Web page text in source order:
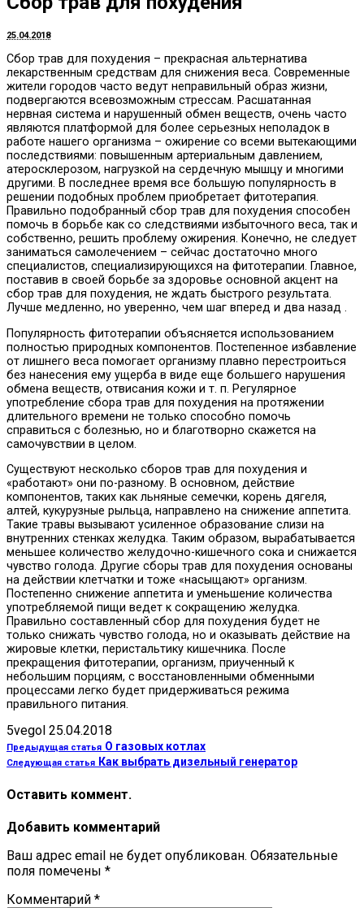
25.04.2018
Сбор трав для похудения – прекрасная альтернатива
лекарственным средствам для снижения веса. Современные
жители городов часто ведут неправильный образ жизни,
подвергаются всевозможным стрессам. Расшатанная
нервная система и нарушенный обмен веществ, очень часто
являются платформой для более серьезных неполадок в
работе нашего организма – ожирение со всеми вытекающими
последствиями: повышенным артериальным давлением,
атеросклерозом, нагрузкой на сердечную мышцу и многими
другими. В последнее время все большую популярность в
решении подобных проблем приобретает фитотерапия.
Правильно подобранный сбор трав для похудения способен
помочь в борьбе как со следствиями избыточного веса, так и
собственно, решить проблему ожирения. Конечно, не следует
заниматься самолечением – сейчас достаточно много
специалистов, специализирующихся на фитотерапии. Главное,
поставив в своей борьбе за здоровье основной акцент на
сбор трав для похудения, не ждать быстрого результата.
Лучше медленно, но уверенно, чем шаг вперед и два назад .
Популярность фитотерапии объясняется использованием
полностью природных компонентов. Постепенное избавление
от лишнего веса помогает организму плавно перестроиться
без нанесения ему ущерба в виде еще большего нарушения
обмена веществ, отвисания кожи и т. п. Регулярное
употребление сбора трав для похудения на протяжении
длительного времени не только способно помочь
справиться с болезнью, но и благотворно скажется на
самочувствии в целом.
Существуют несколько сборов трав для похудения и
«работают» они по-разному. В основном, действие
компонентов, таких как льняные семечки, корень дягеля,
алтей, кукурузные рыльца, направлено на снижение аппетита.
Такие травы вызывают усиленное образование слизи на
внутренних стенках желудка. Таким образом, вырабатывается
меньшее количество желудочно-кишечного сока и снижается
чувство голода. Другие сборы трав для похудения основаны
на действии клетчатки и тоже «насыщают» организм.
Постепенно снижение аппетита и уменьшение количества
употребляемой пищи ведет к сокращению желудка.
Правильно составленный сбор для похудения будет не
только снижать чувство голода, но и оказывать действие на
жировые клетки, перистальтику кишечника. После
прекращения фитотерапии, организм, приученный к
небольшим порциям, с восстановленными обменными
процессами легко будет придерживаться режима
правильного питания.
5vegol 25.04.2018
Предыдущая статья О газовых котлах
Следующая статья Как выбрать дизельный генератор
Оставить коммент.
Добавить комментарий
Ваш адрес email не будет опубликован. Обязательные
поля помечены *
Комментарий *